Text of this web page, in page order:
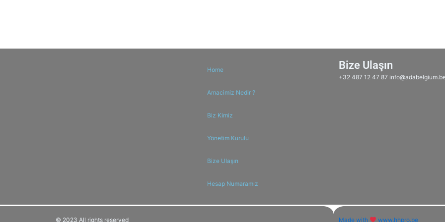
Home
Amacimiz Nedir ?
Biz Kimiz
Yönetim Kurulu
Bize Ulaşın
Hesap Numaramız
Bize Ulaşın
+32 487 12 47 87
© 2023 All rights reserved​ Made with www.hhpro.be